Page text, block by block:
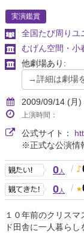
実演鑑賞
全国たび周りユ
むげん空間・小
他劇場あり:
2009/09/14 (月
上演時間：
公式サイト：
※正式な公演情
0人 /
0人 /
１０年前のクリス
ド田舎に一人暮ら